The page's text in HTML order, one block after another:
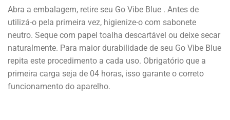
Abra a embalagem, retire seu Go Vibe Blue . Antes de
utilizá-o pela primeira vez, higienize-o com sabonete
neutro. Seque com papel toalha descartável ou deixe secar
naturalmente. Para maior durabilidade de seu Go Vibe Blue
repita este procedimento a cada uso. Obrigatório que a
primeira carga seja de 04 horas, isso garante o correto
funcionamento do aparelho.